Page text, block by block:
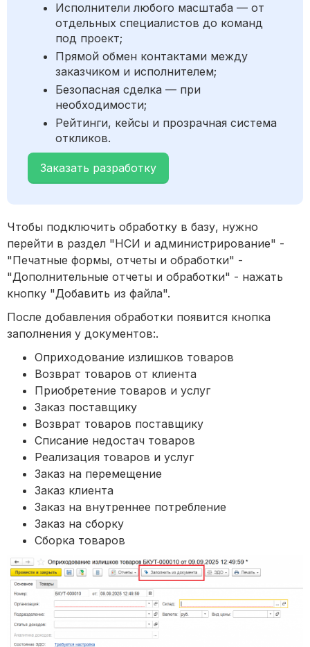
Исполнители любого масштаба — от
отдельных специалистов до команд
под проект;
Прямой обмен контактами между
заказчиком и исполнителем;
Безопасная сделка — при
необходимости;
Рейтинги, кейсы и прозрачная система
откликов.
Заказать разработку
Чтобы подключить обработку в базу, нужно
перейти в раздел "НСИ и администрирование" -
"Печатные формы, отчеты и обработки" -
"Дополнительные отчеты и обработки" - нажать
кнопку "Добавить из файла".
После добавления обработки появится кнопка
заполнения у документов:.
Оприходование излишков товаров
Возврат товаров от клиента
Приобретение товаров и услуг
Заказ поставщику
Возврат товаров поставщику
Списание недостач товаров
Реализация товаров и услуг
Заказ на перемещение
Заказ клиента
Заказ на внутреннее потребление
Заказ на сборку
Сборка товаров